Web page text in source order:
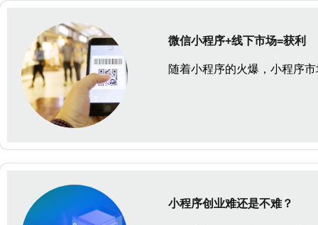
微信小程序+线下市场=获利
随着小程序的火爆，小程序
小程序创业难还是不难？